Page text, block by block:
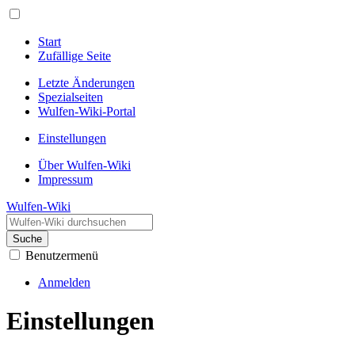
Start
Zufällige Seite
Letzte Änderungen
Spezialseiten
Wulfen-Wiki-Portal
Einstellungen
Über Wulfen-Wiki
Impressum
Wulfen-Wiki
Suche
Benutzermenü
Anmelden
Einstellungen